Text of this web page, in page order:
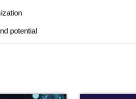
potential